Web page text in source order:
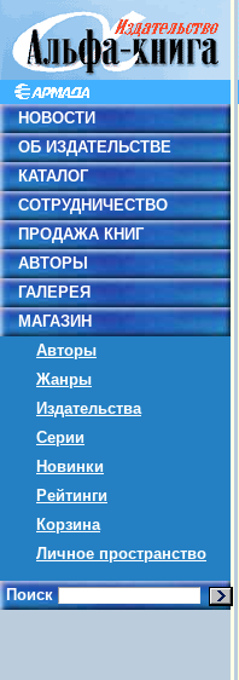
НОВОСТИ
ОБ ИЗДАТЕЛЬСТВЕ
КАТАЛОГ
СОТРУДНИЧЕСТВО
ПРОДАЖА КНИГ
АВТОРЫ
ГАЛЕРЕЯ
МАГАЗИН
Авторы
Жанры
Издательства
Серии
Новинки
Рейтинги
Корзина
Личное пространство
Поиск